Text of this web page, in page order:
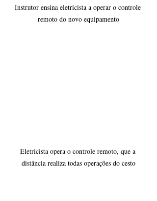
Instrutor ensina eletricista a operar o controle
remoto do novo equipamento
Eletricista opera o controle remoto, que a
distância realiza todas operações do cesto